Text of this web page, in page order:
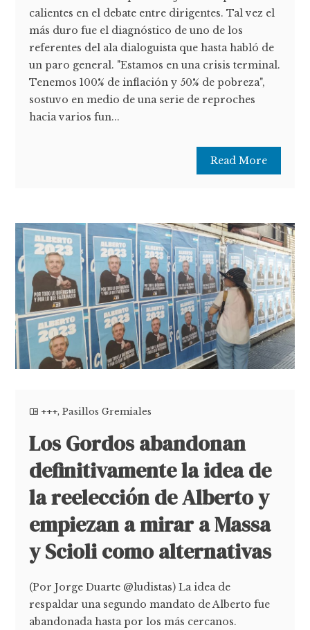
calientes en el debate entre dirigentes. Tal vez el
más duro fue el diagnóstico de uno de los
referentes del ala dialoguista que hasta habló de
un paro general. "Estamos en una crisis terminal.
Tenemos 100% de inflación y 50% de pobreza",
sostuvo en medio de una serie de reproches
hacia varios fun...
Read More
+++,Pasillos Gremiales
Los Gordos abandonan
definitivamente la idea de
la reelección de Alberto y
empiezan a mirar a Massa
y Scioli como alternativas
(Por Jorge Duarte @ludistas) La idea de
respaldar una segundo mandato de Alberto fue
abandonada hasta por los más cercanos.